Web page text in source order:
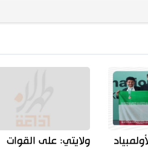
ولايتي: على القوات